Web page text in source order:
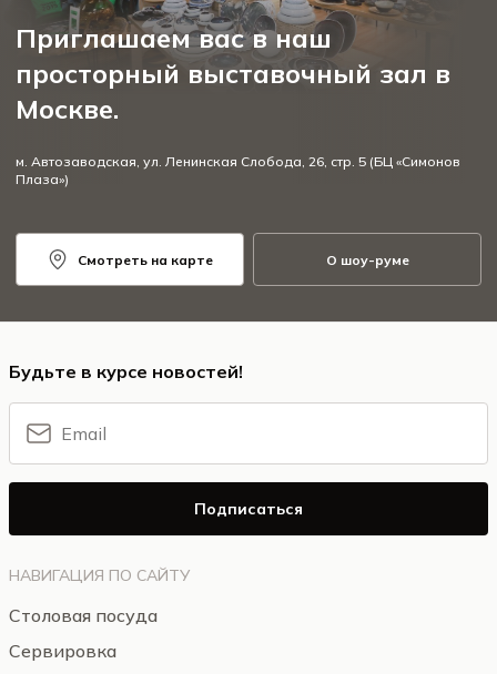
Приглашаем вас в наш
просторный выставочный зал в
Москве.
м. Автозаводская, ул. Ленинская Слобода, 26, стр. 5 (БЦ «Симонов
Плаза»)
Смотреть на карте О шоу-руме
НАВИГАЦИЯ ПО САЙТУ
Столовая посуда
Сервировка
Будьте в курсе новостей!
Подписаться